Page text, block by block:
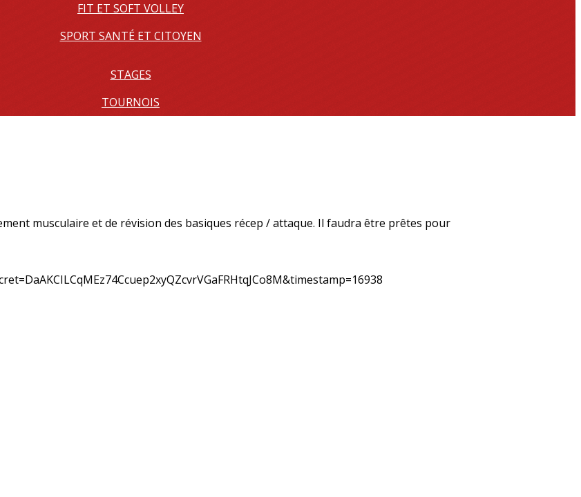
FIT ET SOFT VOLLEY
SPORT SANTÉ ET CITOYEN
STAGES
TOURNOIS
musculaire et de révision des basiques récep / attaque. Il faudra être prêtes pour